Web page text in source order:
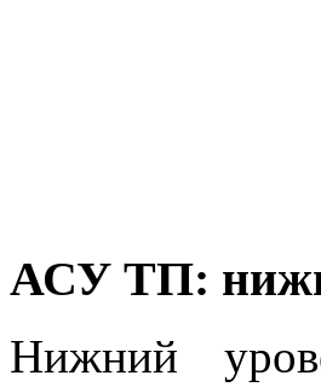
АСУ ТП:
Нижний